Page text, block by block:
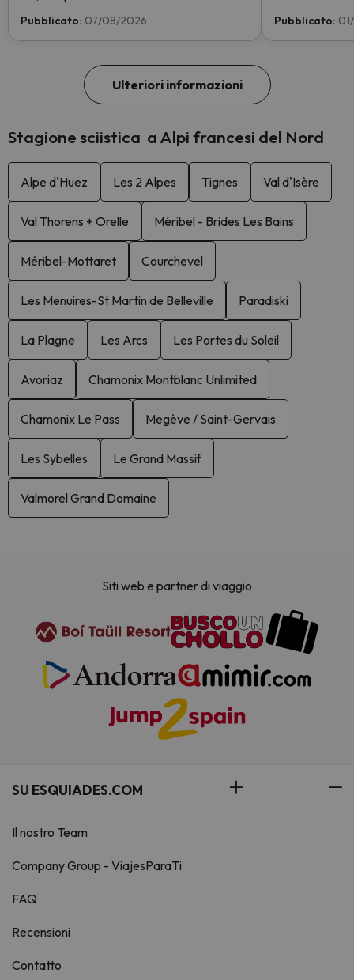
sciistico. Vota subito e aiutaci a arrivare in
Pubblicato: 07/08/2026
GRATIS.
Pubblicato:
Ulteriori informazioni
Stagione sciistica a Alpi francesi del Nord
Alpe d'Huez Les 2 Alpes Tignes Val d'Isère
Val Thorens + Orelle Méribel - Brides Les Bains
Méribel-Mottaret Courchevel
Les Menuires-St Martin de Belleville Paradiski
La Plagne Les Arcs Les Portes du Soleil
Avoriaz Chamonix Montblanc Unlimited
Chamonix Le Pass Megève / Saint-Gervais
Les Sybelles Le Grand Massif
Valmorel Grand Domaine
Siti web e partner di viaggio
SU ESQUIADES.COM
Il nostro Team
Company Group - ViajesParaTi
FAQ
Recensioni
Contatto